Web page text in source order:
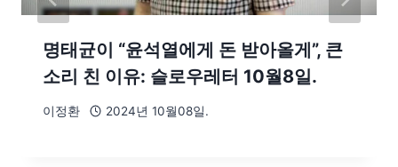
명태균이 “윤석열에게 돈 받아올게”, 큰
소리 친 이유: 슬로우레터 10월8일.
이정환 2024년 10월08일.